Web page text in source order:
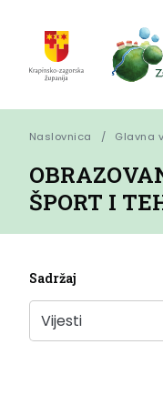
Naslovnica Glavna
ŠPORT I
Sadržaj